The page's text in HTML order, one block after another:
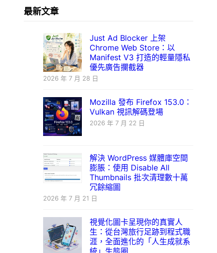
最新文章
Just Ad Blocker 上架
Chrome Web Store：以
Manifest V3 打造的輕量隱私
優先廣告攔截器
2026 年 7 月 28 日
Mozilla 發布 Firefox 153.0：
Vulkan 視訊解碼登場
2026 年 7 月 22 日
解決 WordPress 媒體庫空間
膨脹：使用 Disable All
Thumbnails 批次清理數十萬
冗餘縮圖
2026 年 7 月 21 日
視覺化圖卡呈現你的真實人
生：從台灣旅行足跡到程式職
涯，全面進化的「人生成就系